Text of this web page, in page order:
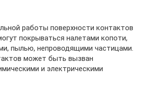
работы поверхности контактов
покрываться налетами копоти,
пылью, непроводящими частицами.
может быть вызван
и электрическими